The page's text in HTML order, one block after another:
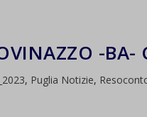
-BA-
, Puglia Notizie,